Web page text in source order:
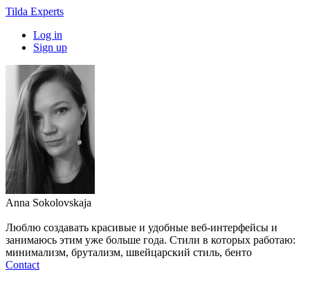
Tilda Experts
Log in
Sign up
Anna Sokolovskaja
Люблю создавать красивые и удобные веб-интерфейсы и
занимаюсь этим уже больше года. Стили в которых работаю:
минимализм, брутализм, швейцарский стиль, бенто
Contact